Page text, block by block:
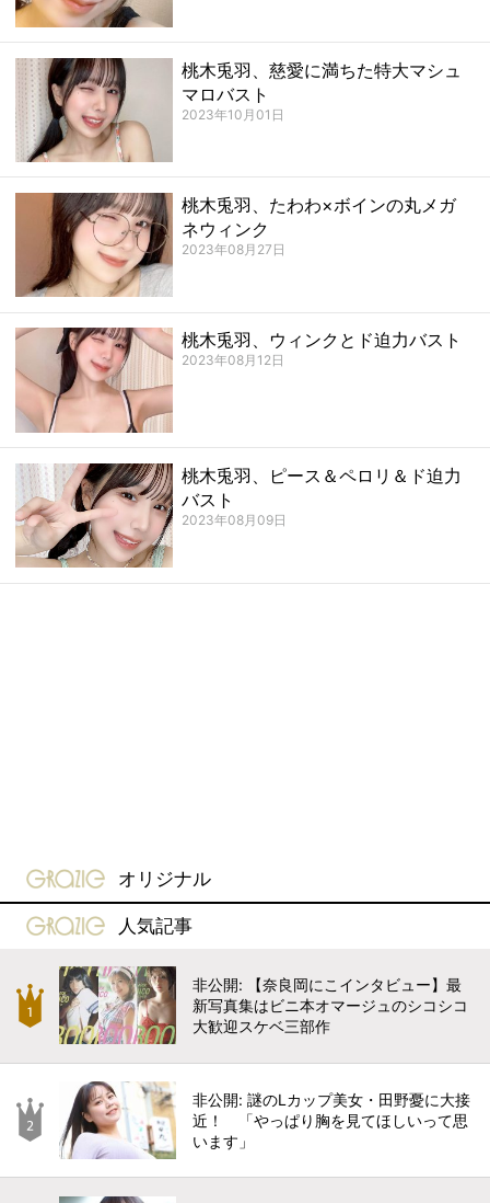
桃木兎羽、慈愛に満ちた特大マシュ
マロバスト
2023年10月01日
桃木兎羽、たわわ×ボインの丸メガ
ネウィンク
2023年08月27日
桃木兎羽、ウィンクとド迫力バスト
2023年08月12日
桃木兎羽、ピース＆ペロリ＆ド迫力
バスト
2023年08月09日
gravure-grazie
オリジナル
gravure-grazie
人気記事
非公開: 【奈良岡にこインタビュー】最
新写真集はビニ本オマージュのシコシコ
大歓迎スケベ三部作
非公開: 謎のLカップ美女・田野憂に大接
近！ 「やっぱり胸を見てほしいって思
います」